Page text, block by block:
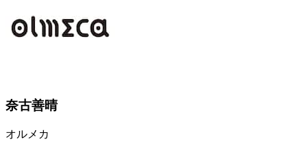
奈古善晴
オルメカ